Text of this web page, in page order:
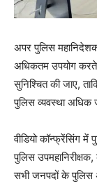
अपर पुलिस
अधिकतम उपयोग करते
सुनिश्चित की जाए,
पुलिस व्यवस्था अधिक
वीडियो कॉन्फ्रेंसिंग में
पुलिस
सभी जनपदों के पुलिस